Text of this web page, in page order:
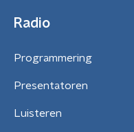
Radio
Programmering
Presentatoren
Luisteren